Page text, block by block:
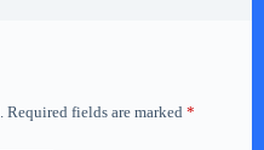
Required fields are marked *